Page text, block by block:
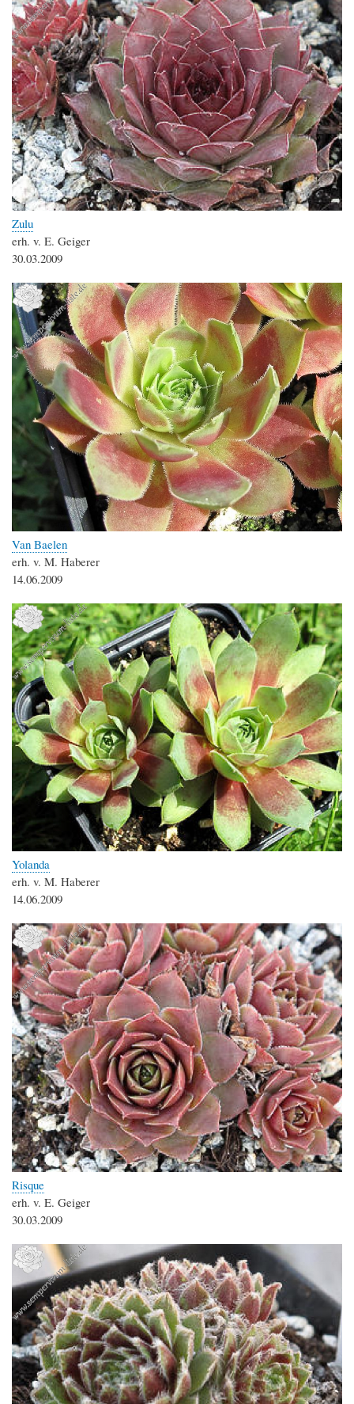
Zulu
erh. v. E. Geiger
30.03.2009
Van Baelen
erh. v. M. Haberer
14.06.2009
Yolanda
erh. v. M. Haberer
14.06.2009
Risque
erh. v. E. Geiger
30.03.2009